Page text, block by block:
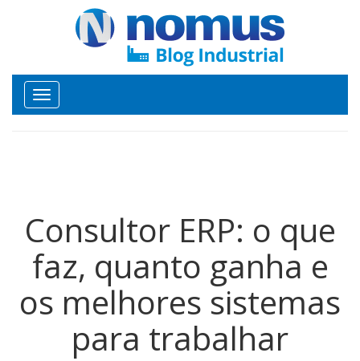
Toggle
navigation
Consultor ERP: o que
faz, quanto ganha e
os melhores sistemas
para trabalhar